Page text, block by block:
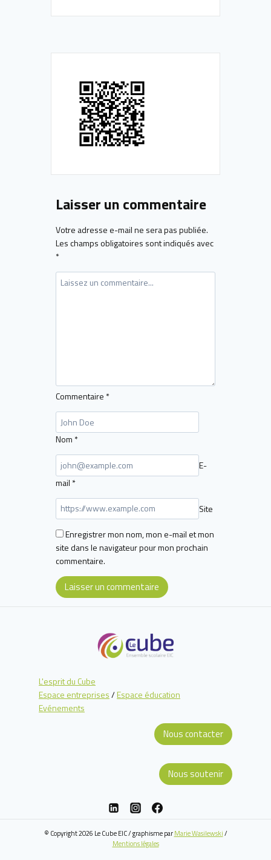
Laisser un commentaire
Votre adresse e-mail ne sera pas publiée.
Les champs obligatoires sont indiqués avec
*
Commentaire *
Nom *
E-
mail *
Site
Enregistrer mon nom, mon e-mail et mon
site dans le navigateur pour mon prochain
commentaire.
L'esprit du Cube
Espace entreprises/Espace éducation
Evénements
Nous contacter
Nous soutenir
© Copyright 2026 Le Cube EIC / graphisme parMarie Wasilewski/
Mentions légales